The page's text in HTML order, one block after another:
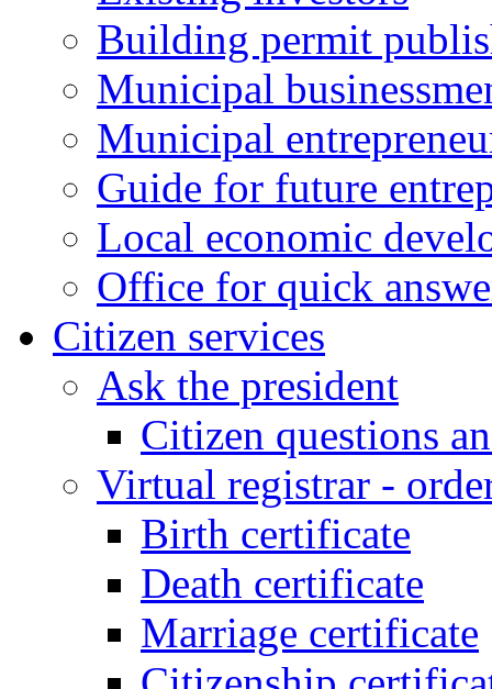
Building permit
Municipal
Municipal
Guide for future
Local economic
Office for quick
Citizen services
Ask the president
Citizen questions
Virtual registrar -
Birth certificate
Death certificate
Marriage certificate